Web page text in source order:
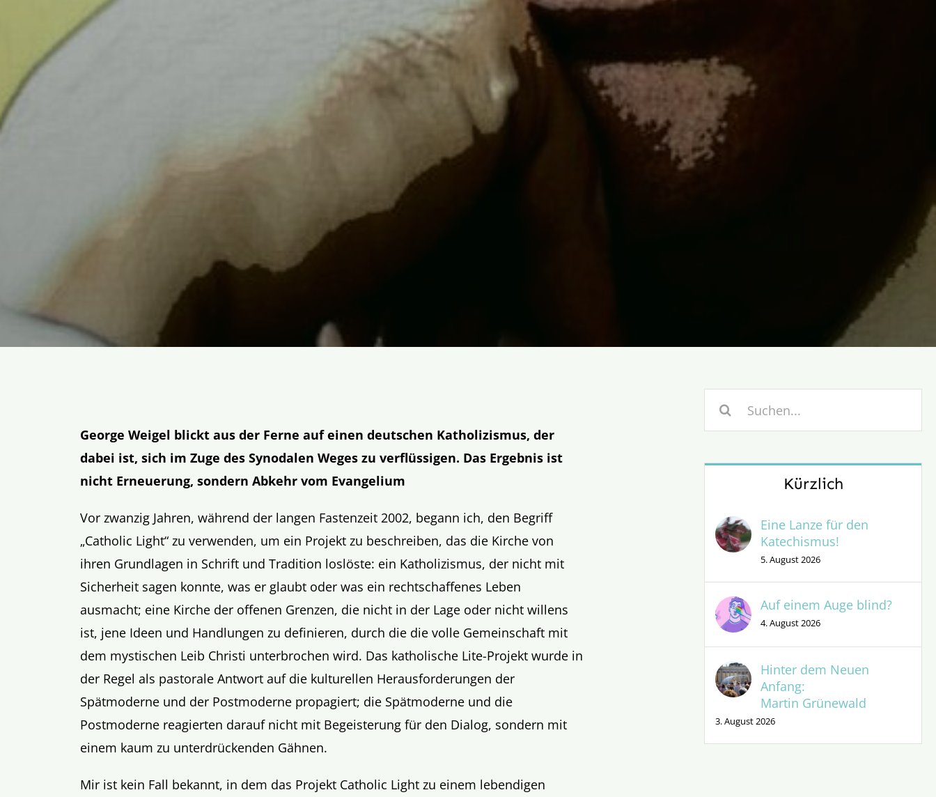
George Weigel blickt aus der Ferne auf einen deutschen Katholizismus, der
dabei ist, sich im Zuge des Synodalen Weges zu verflüssigen. Das Ergebnis ist
nicht Erneuerung, sondern Abkehr vom Evangelium
Vor zwanzig Jahren, während der langen Fastenzeit 2002, begann ich, den Begriff
„Catholic Light“ zu verwenden, um ein Projekt zu beschreiben, das die Kirche von
ihren Grundlagen in Schrift und Tradition loslöste: ein Katholizismus, der nicht mit
Sicherheit sagen konnte, was er glaubt oder was ein rechtschaffenes Leben
ausmacht; eine Kirche der offenen Grenzen, die nicht in der Lage oder nicht willens
ist, jene Ideen und Handlungen zu definieren, durch die die volle Gemeinschaft mit
dem mystischen Leib Christi unterbrochen wird. Das katholische Lite-Projekt wurde in
der Regel als pastorale Antwort auf die kulturellen Herausforderungen der
Spätmoderne und der Postmoderne propagiert; die Spätmoderne und die
Postmoderne reagierten darauf nicht mit Begeisterung für den Dialog, sondern mit
einem kaum zu unterdrückenden Gähnen.
Mir ist kein Fall bekannt, in dem das Projekt Catholic Light zu einem lebendigen
nach:
Kürzlich
Eine Lanze für den
Katechismus!
5. August 2026
Auf einem Auge blind?
4. August 2026
Hinter dem Neuen
Anfang:
Martin Grünewald
3. August 2026